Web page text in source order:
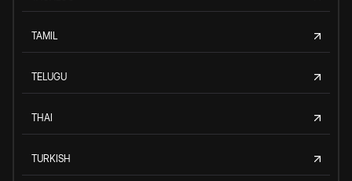
TAMIL
TELUGU
THAI
TURKISH